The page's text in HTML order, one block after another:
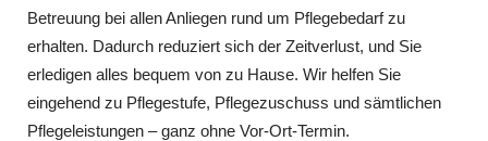
Betreuung bei allen Anliegen rund um Pflegebedarf zu
erhalten. Dadurch reduziert sich der Zeitverlust, und Sie
erledigen alles bequem von zu Hause. Wir helfen Sie
eingehend zu Pflegestufe, Pflegezuschuss und sämtlichen
Pflegeleistungen – ganz ohne Vor-Ort-Termin.